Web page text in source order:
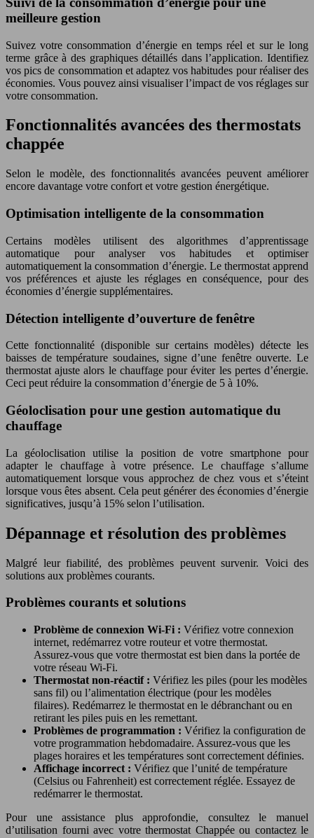
meilleure gestion
Suivez votre consommation d’énergie en temps réel et sur le long
terme grâce à des graphiques détaillés dans l’application. Identifiez
vos pics de consommation et adaptez vos habitudes pour réaliser des
économies. Vous pouvez ainsi visualiser l’impact de vos réglages sur
votre consommation.
Fonctionnalités avancées des thermostats
chappée
Selon le modèle, des fonctionnalités avancées peuvent améliorer
encore davantage votre confort et votre gestion énergétique.
Optimisation intelligente de la consommation
Certains modèles utilisent des algorithmes d’apprentissage
automatique pour analyser vos habitudes et optimiser
automatiquement la consommation d’énergie. Le thermostat apprend
vos préférences et ajuste les réglages en conséquence, pour des
économies d’énergie supplémentaires.
Détection intelligente d’ouverture de fenêtre
Cette fonctionnalité (disponible sur certains modèles) détecte les
baisses de température soudaines, signe d’une fenêtre ouverte. Le
thermostat ajuste alors le chauffage pour éviter les pertes d’énergie.
Ceci peut réduire la consommation d’énergie de 5 à 10%.
Géoloclisation pour une gestion automatique du
chauffage
La géoloclisation utilise la position de votre smartphone pour
adapter le chauffage à votre présence. Le chauffage s’allume
automatiquement lorsque vous approchez de chez vous et s’éteint
lorsque vous êtes absent. Cela peut générer des économies d’énergie
significatives, jusqu’à 15% selon l’utilisation.
Dépannage et résolution des problèmes
Malgré leur fiabilité, des problèmes peuvent survenir. Voici des
solutions aux problèmes courants.
Problèmes courants et solutions
Problème de connexion Wi-Fi : Vérifiez votre connexion
internet, redémarrez votre routeur et votre thermostat.
Assurez-vous que votre thermostat est bien dans la portée de
votre réseau Wi-Fi.
Thermostat non-réactif : Vérifiez les piles (pour les modèles
sans fil) ou l’alimentation électrique (pour les modèles
filaires). Redémarrez le thermostat en le débranchant ou en
retirant les piles puis en les remettant.
Problèmes de programmation : Vérifiez la configuration de
votre programmation hebdomadaire. Assurez-vous que les
plages horaires et les températures sont correctement définies.
Affichage incorrect : Vérifiez que l’unité de température
(Celsius ou Fahrenheit) est correctement réglée. Essayez de
redémarrer le thermostat.
Pour une assistance plus approfondie, consultez le manuel
d’utilisation fourni avec votre thermostat Chappée ou contactez le